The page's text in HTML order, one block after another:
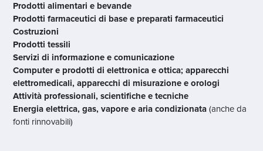
Prodotti alimentari e bevande
Prodotti farmaceutici di base e preparati farmaceutici
Costruzioni
Prodotti tessili
Servizi di informazione e comunicazione
Computer e prodotti di elettronica e ottica; apparecchi
elettromedicali, apparecchi di misurazione e orologi
Attività professionali, scientifiche e tecniche
Energia elettrica, gas, vapore e aria condizionata (anche da
fonti rinnovabili)